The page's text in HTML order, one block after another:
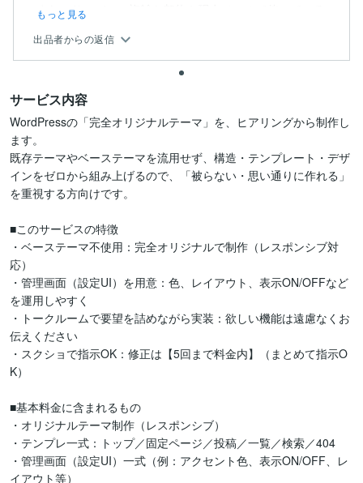
また、サーバーの複雑な契約や現在メールで使っている
ドメインを、そ...
もっと見る
出品者からの返信
サービス内容
WordPressの「完全オリジナルテーマ」を、ヒアリングから制作し
ます。
既存テーマやベーステーマを流用せず、構造・テンプレート・デザ
インをゼロから組み上げるので、「被らない・思い通りに作れる」
を重視する方向けです。
■このサービスの特徴
・ベーステーマ不使用：完全オリジナルで制作（レスポンシブ対
応）
・管理画面（設定UI）を用意：色、レイアウト、表示ON/OFFなど
を運用しやすく
・トークルームで要望を詰めながら実装：欲しい機能は遠慮なくお
伝えください
・スクショで指示OK：修正は【5回まで料金内】（まとめて指示O
K）
■基本料金に含まれるもの
・オリジナルテーマ制作（レスポンシブ）
・テンプレ一式：トップ／固定ページ／投稿／一覧／検索／404
・管理画面（設定UI）一式（例：アクセント色、表示ON/OFF、レ
イアウト等）